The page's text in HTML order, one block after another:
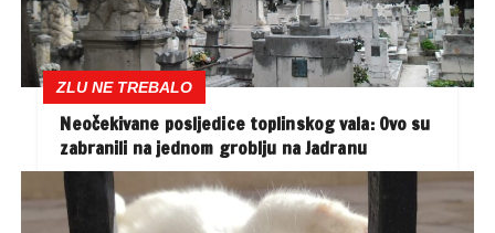
ZLU NE TREBALO
Neočekivane posljedice toplinskog vala: Ovo su
zabranili na jednom groblju na Jadranu